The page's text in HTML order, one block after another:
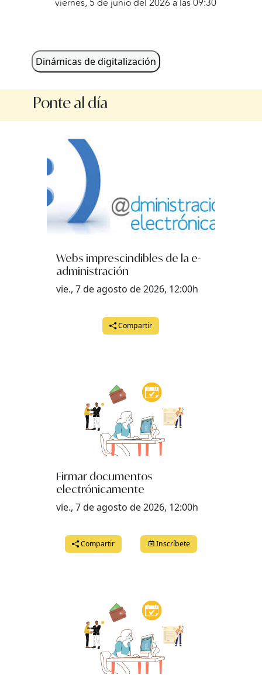
viernes, 5 de junio del 2026 a las 09:30
Dinámicas de digitalización
Ponte al día
Webs imprescindibles de la e-
administración
vie., 7 de agosto de 2026, 12:00h
Compartir
Firmar documentos
electrónicamente
vie., 7 de agosto de 2026, 12:00h
Compartir Inscríbete